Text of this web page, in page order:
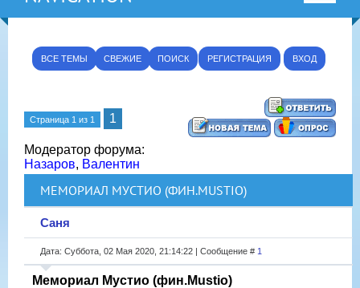
ВСЕ ТЕМЫ СВЕЖИЕ ПОИСК РЕГИСТРАЦИЯ ВХОД
Страница 1 из 1 1
Модератор форума:
Назаров, Валентин
МЕМОРИАЛ МУСТИО (ФИН.MUSTIO)
Саня
Дата: Суббота, 02 Мая 2020, 21:14:22 | Сообщение # 1
Мемориал Мустио (фин.Mustio)